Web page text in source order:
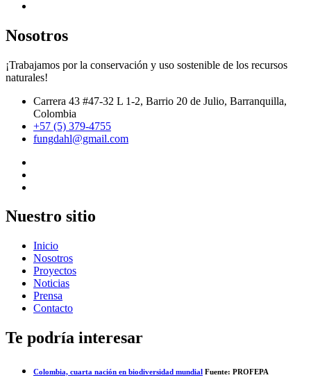
Nosotros
¡Trabajamos por la conservación y uso sostenible de los recursos
naturales!
Carrera 43 #47-32 L 1-2, Barrio 20 de Julio, Barranquilla,
Colombia
+57 (5) 379-4755
fungdahl@gmail.com
Nuestro sitio
Inicio
Nosotros
Proyectos
Noticias
Prensa
Contacto
Te podría interesar
Colombia, cuarta nación en biodiversidad mundial Fuente: PROFEPA